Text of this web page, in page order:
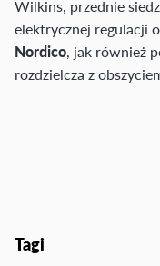
Wilkins, przednie
elektrycznej regulacji
Nordico, jak również
rozdzielcza z
Tagi